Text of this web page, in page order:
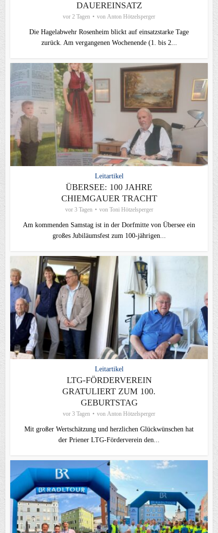
DAUEREINSATZ
vor 2 Tagen von Anton Hötzelsperger
Die Hagelabwehr Rosenheim blickt auf einsatzstarke Tage
zurück. Am vergangenen Wochenende (1. bis 2...
Leitartikel
ÜBERSEE: 100 JAHRE
CHIEMGAUER TRACHT
vor 3 Tagen von Toni Hötzelsperger
Am kommenden Samstag ist in der Dorfmitte von Übersee ein
großes Jubiläumsfest zum 100-jährigen...
Leitartikel
LTG-FÖRDERVEREIN
GRATULIERT ZUM 100.
GEBURTSTAG
vor 3 Tagen von Anton Hötzelsperger
Mit großer Wertschätzung und herzlichen Glückwünschen hat
der Priener LTG‑Förderverein den...